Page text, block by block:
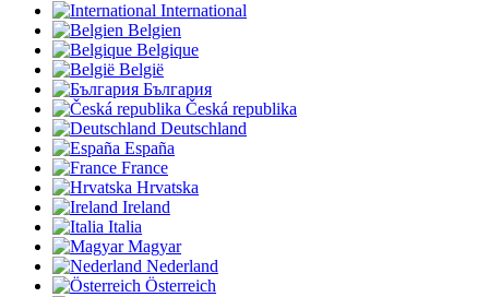
International
Belgien
Belgique
België
България
Česká republika
Deutschland
España
France
Hrvatska
Ireland
Italia
Magyar
Nederland
Österreich